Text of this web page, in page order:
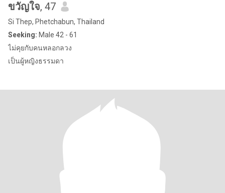
ขวัญใจ, 47
Si Thep, Phetchabun, Thailand
Seeking: Male 42 - 61
ไม่คุยกับคนหลอกลวง
เป็นผู้หญิงธรรมดา